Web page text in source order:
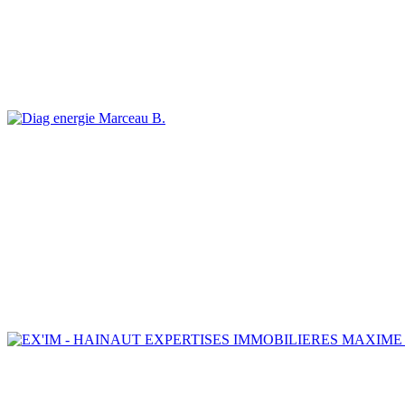
Marceau B.
MAXIME